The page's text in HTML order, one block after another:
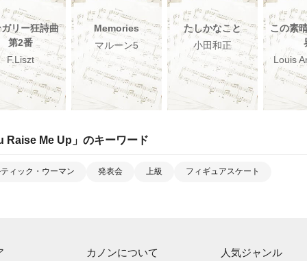
リー狂詩曲
第2番
F.Liszt
Memories
マルーン5
たしかなこと
小田和正
この素
Louis
Raise Me Up 」のキーワード
ィック・ウーマン 発表会 上級 フィギュアスケート
カノンについて 人気ジャンル